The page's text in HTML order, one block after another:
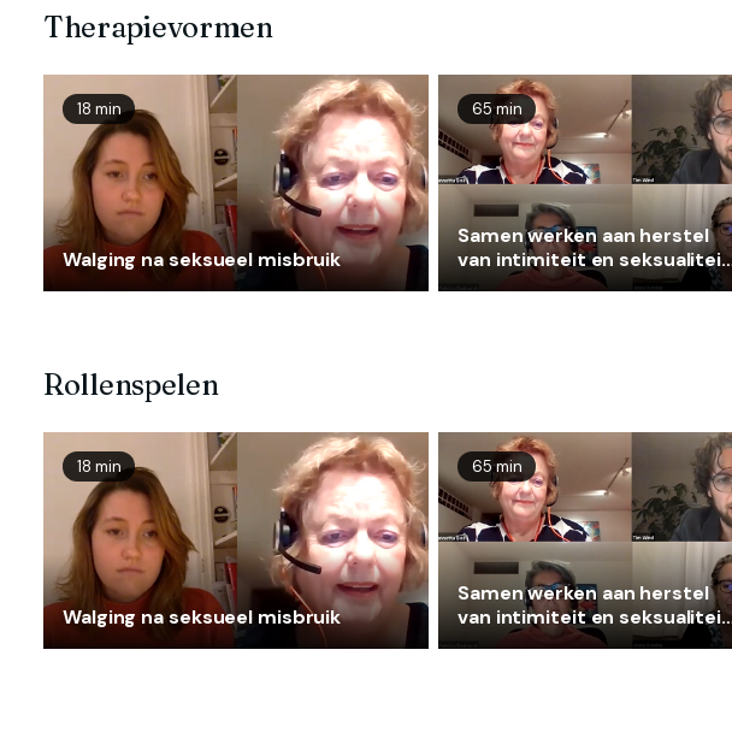
Therapievormen
18 min
Walging na seksueel misbruik
65 min
Samen werken aan herstel
van intimiteit en seksualiteit
na seksueel misbruik
Rollenspelen
18 min
Walging na seksueel misbruik
65 min
Samen werken aan herstel
van intimiteit en seksualiteit
na seksueel misbruik